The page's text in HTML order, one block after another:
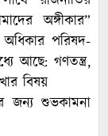
অঙ্গীকার”
পরিষদ-
আছে: গণতন্ত্র,
বিষয়
জন্য শুভকামনা